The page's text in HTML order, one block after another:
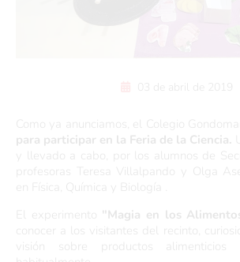
03 de abril de 2019
Como ya anunciamos, el Colegio
para participar en la Feria de la Ciencia.
y llevado a cabo, por los alumnos de
profesoras Teresa Villalpando y Olga
en Física, Química y Biología .
El experimento "Magia en los
conocer a los visitantes del recinto,
visión sobre productos alimenticios